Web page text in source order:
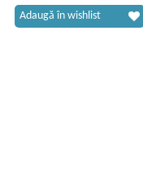
Adaugă în wishlist